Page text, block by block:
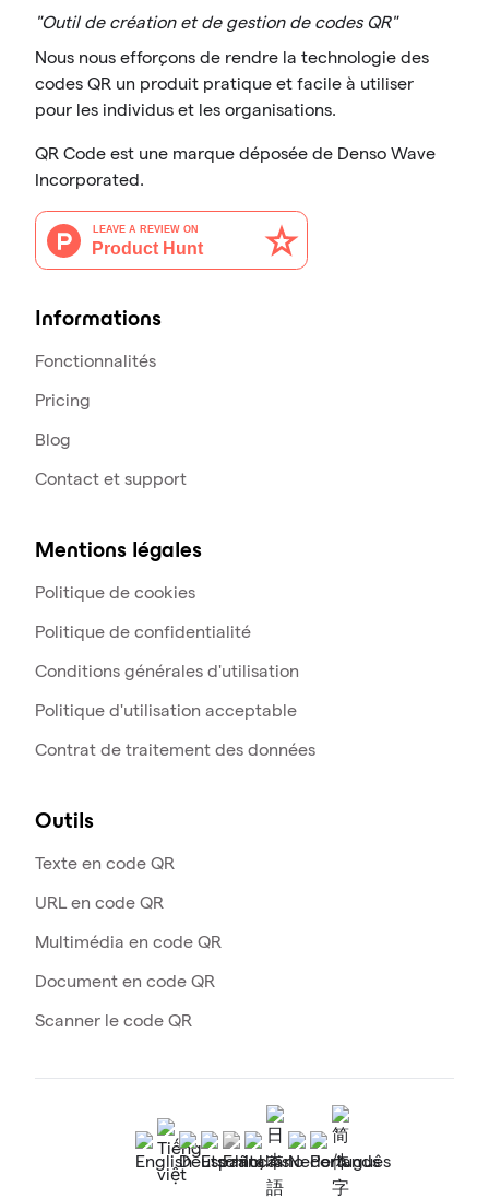
"Outil de création et de gestion de codes QR"
Nous nous efforçons de rendre la technologie des
codes QR un produit pratique et facile à utiliser
pour les individus et les organisations.
QR Code est une marque déposée de Denso Wave
Incorporated.
Informations
Fonctionnalités
Pricing
Blog
Contact et support
Mentions légales
Politique de cookies
Politique de confidentialité
Conditions générales d'utilisation
Politique d'utilisation acceptable
Contrat de traitement des données
Outils
Texte en code QR
URL en code QR
Multimédia en code QR
Document en code QR
Scanner le code QR